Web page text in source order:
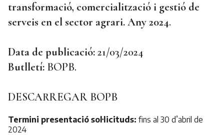
transformació, comercialització i gestió de
serveis en el sector agrari. Any 2024.
Data de publicació:21/03/2024
Butlletí: BOPB.
DESCARREGAR BOPB
Termini presentació sol·licituds: fins al 30 d’abril de
2024